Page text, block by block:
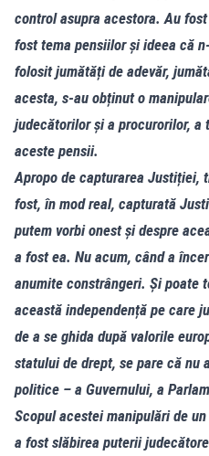
control asupra acestora. Au
fost tema pensiilor și ideea că
folosit jumătăți de adevăr,
acesta, s-au obținut o
judecătorilor și a procurorilor,
aceste pensii.
Apropo de capturarea Justiției,
fost, în mod real, capturată
putem vorbi onest și despre
a fost ea. Nu acum, când a
anumite constrângeri. Și poate
această independență pe care
de a se ghida după valorile
statului de drept, se pare că
politice – a Guvernului, a
Scopul acestei manipulări de
a fost slăbirea puterii